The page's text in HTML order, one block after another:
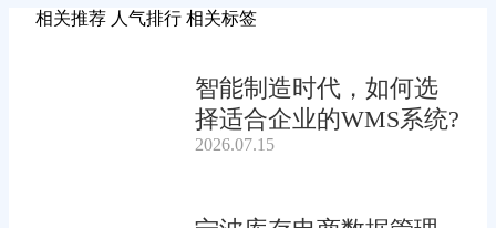
相关推荐 人气排行 相关标签
智能制造时代，如何选
择适合企业的WMS系统?
2026.07.15